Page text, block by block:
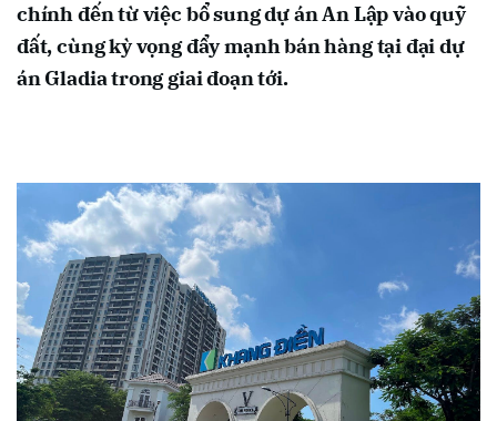
chính đến từ việc bổ sung dự án An Lập vào quỹ
đất, cùng kỳ vọng đẩy mạnh bán hàng tại đại dự
án Gladia trong giai đoạn tới.